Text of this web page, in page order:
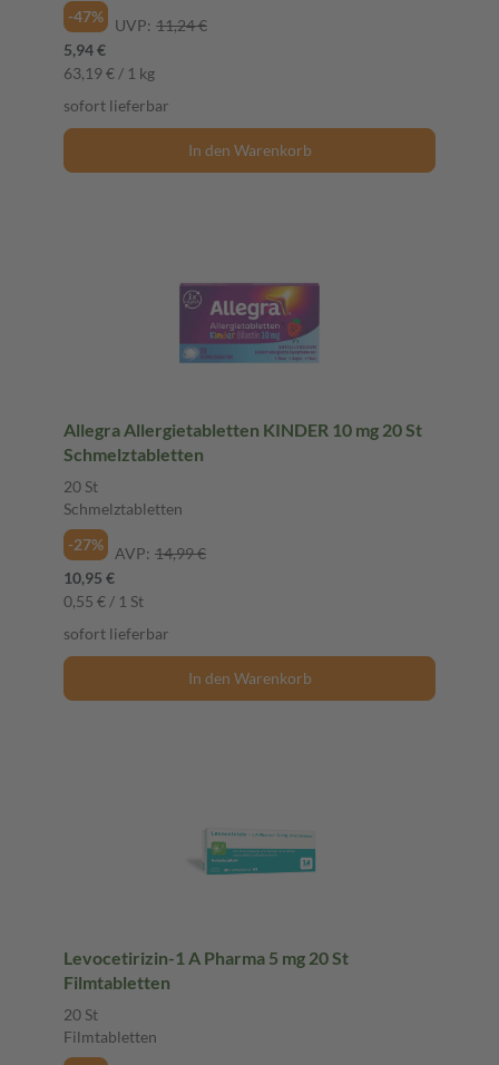
-47%
UVP: 11,24 €
5,94 €
63,19 € / 1 kg
sofort lieferbar
In den Warenkorb
Allegra Allergietabletten KINDER 10 mg 20 St
Schmelztabletten
20 St
Schmelztabletten
-27%
AVP: 14,99 €
10,95 €
0,55 € / 1 St
sofort lieferbar
In den Warenkorb
Levocetirizin-1 A Pharma 5 mg 20 St
Filmtabletten
20 St
Filmtabletten